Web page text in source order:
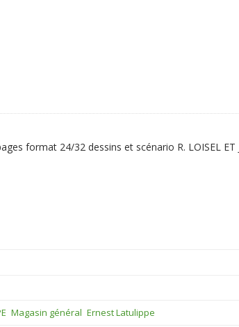
format 24/32 dessins et scénario R. LOISEL ET
Magasin général Ernest Latulippe